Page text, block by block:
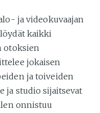
ja videokuvaajan
kaikki
otoksien
jokaisen
ja toiveiden
ja studio sijaitsevat
onnistuu